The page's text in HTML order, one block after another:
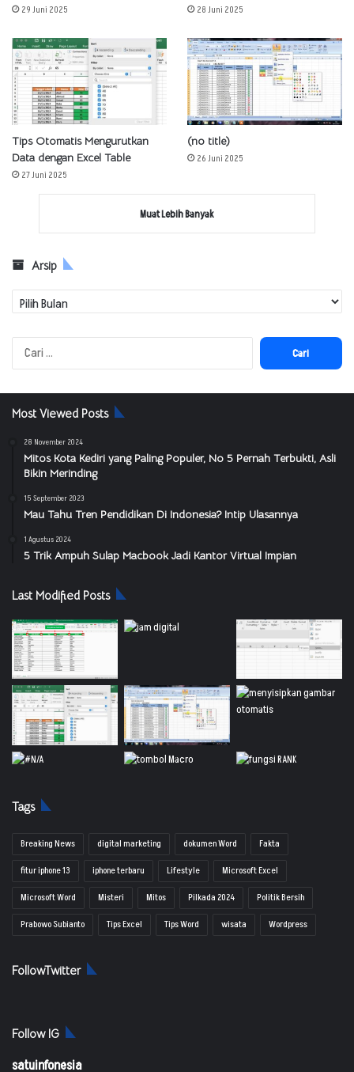
29 Juni 2025 28 Juni 2025
Tips Otomatis Mengurutkan
Data dengan Excel Table
27 Juni 2025
(no title)
26 Juni 2025
Muat Lebih Banyak
Arsip
Cari
untuk:
Most Viewed Posts
28 November 2024
Mitos Kota Kediri yang Paling Populer, No 5 Pernah Terbukti, Asli
Bikin Merinding
15 September 2023
Mau Tahu Tren Pendidikan Di Indonesia? Intip Ulasannya
1 Agustus 2024
5 Trik Ampuh Sulap Macbook Jadi Kantor Virtual Impian
Last Modified Posts
Tags
Breaking News digital marketing dokumen Word
Fakta
fitur iphone 13
iphone terbaru Lifestyle
Microsoft Excel
Microsoft Word
Misteri Mitos Pilkada 2024
Politik Bersih
Prabowo Subianto
Tips Excel Tips Word wisata Wordpress
FollowTwitter
Follow IG
satuinfonesia